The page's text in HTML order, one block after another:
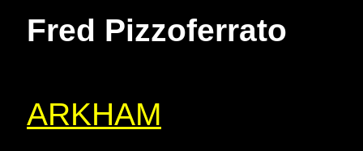
Fred Pizzoferrato
ARKHAM